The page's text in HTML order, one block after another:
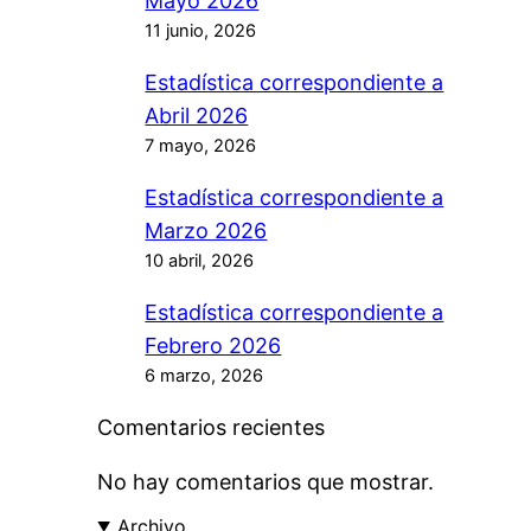
11 junio, 2026
Estadística correspondiente a
Abril 2026
7 mayo, 2026
Estadística correspondiente a
Marzo 2026
10 abril, 2026
Estadística correspondiente a
Febrero 2026
6 marzo, 2026
Comentarios recientes
No hay comentarios que mostrar.
Archivo